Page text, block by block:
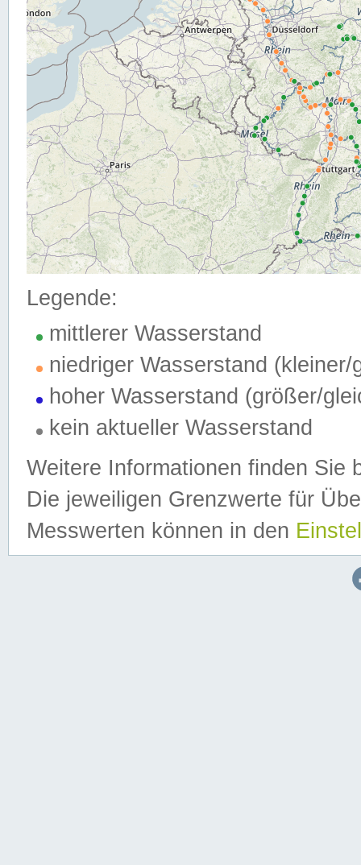
Legende:
mittlerer Wasserstand
niedriger Wasserstand (kleiner/
hoher Wasserstand (größer/
kein aktueller Wasserstand
Weitere Informationen finden Sie
Die jeweiligen Grenzwerte für
Messwerten können in den